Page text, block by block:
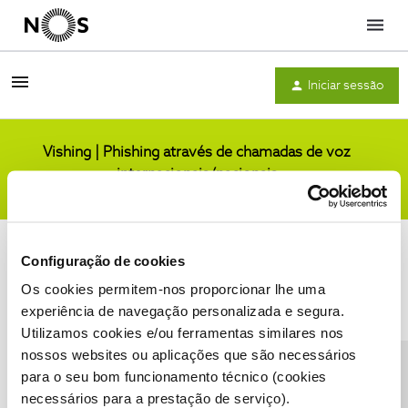
Configuração de cookies
Os cookies permitem-nos proporcionar lhe uma
experiência de navegação personalizada e segura.
Utilizamos cookies e/ou ferramentas similares nos
nossos websites ou aplicações que são necessários
para o seu bom funcionamento técnico (cookies
necessários para a prestação de serviço).
Menu
Iniciar sessão
Vishing | Phishing através de chamadas de voz
internacionais/nacionais
Condições do Fórum NOS Accessibility statement